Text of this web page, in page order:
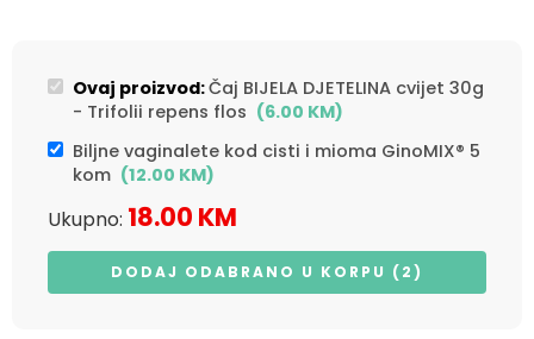
Ovaj proizvod:Čaj BIJELA DJETELINA cvijet 30g
- Trifolii repens flos (6.00 KM)
Biljne vaginalete kod cisti i mioma GinoMIX® 5
kom (12.00 KM)
Ukupno: 18.00 KM
DODAJ ODABRANO U KORPU (2)